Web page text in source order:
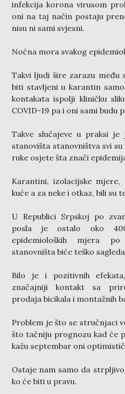
infekcija korona virusom
oni na taj način postaju
nisu ni sami svjesni.
Noćna mora svakog
Takvi ljudi šire zarazu među
biti stavljeni u karantin
kontakata ispolji kliničku
COVID-19 pa i oni sami budu
Takve slučajeve u praksi
stanovišta stanovništva svi
ruke osjete šta znači
Karantini, izolacijske
kuće a za neke i otkaz, bili su
U Republici Srpskoj po
posla je ostalo oko
epidemioloških mjera
stanovništa biće teško
Bilo je i pozitivnih
značajniji kontakt sa
prodaja bicikala i montažnih
Problem je što se stručnjaci
što tačniju prognozu kad će
kažu septembar oni
Ostaje nam samo da
ko će biti u pravu.